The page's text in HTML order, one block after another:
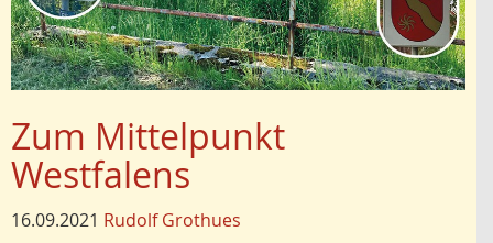
Zum Mittelpunkt
Westfalens
16.09.2021 Rudolf Grothues